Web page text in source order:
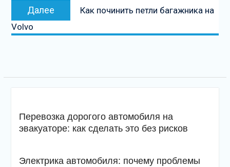
Далее
Следующая
запись
Как починить петли багажника на
Volvo
Перевозка дорогого автомобиля на
эвакуаторе: как сделать это без рисков
Электрика автомобиля: почему проблемы